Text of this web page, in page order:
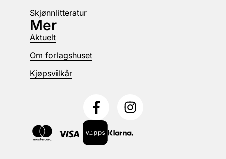
Skjønnlitteratur
Mer
Aktuelt
Om forlagshuset
Kjøpsvilkår